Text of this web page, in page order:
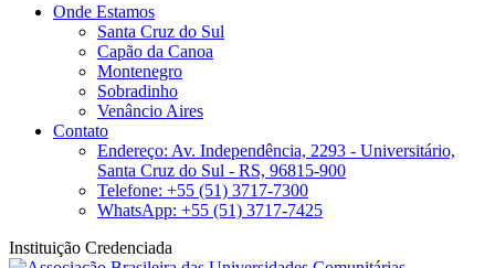
Onde Estamos
Santa Cruz do Sul
Capão da Canoa
Montenegro
Sobradinho
Venâncio Aires
Contato
Endereço: Av. Independência, 2293 - Universitário,
Santa Cruz do Sul - RS, 96815-900
Telefone: +55 (51) 3717-7300
WhatsApp: +55 (51) 3717-7425
Instituição Credenciada